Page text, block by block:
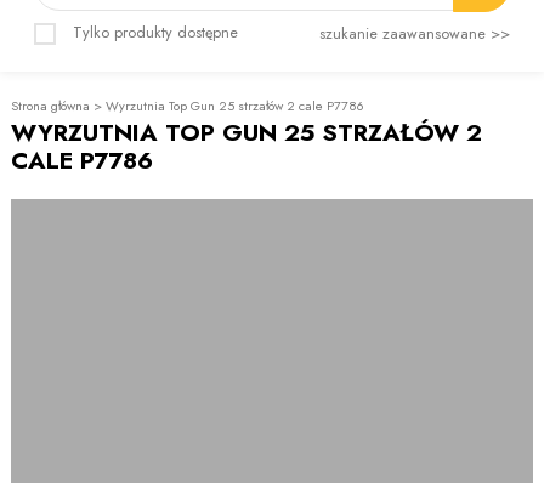
Tylko produkty dostępne szukanie zaawansowane >>
Strona główna >Wyrzutnia Top Gun 25 strzałów 2 cale P7786
WYRZUTNIA TOP GUN 25 STRZAŁÓW 2
CALE P7786